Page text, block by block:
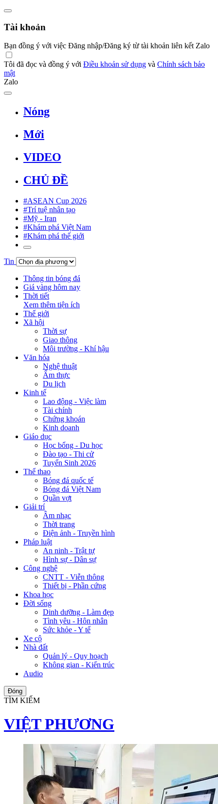
Tài khoản
Bạn đồng ý với việc Đăng nhập/Đăng ký từ tài khoản liên kết Zalo
Tôi đã đọc và đồng ý với Điều khoản sử dụng và Chính sách bảo
mật
Zalo
Nóng
Mới
VIDEO
CHỦ ĐỀ
#ASEAN Cup 2026
#Trí tuệ nhân tạo
#Mỹ - Iran
#Khám phá Việt Nam
#Khám phá thế giới
Tin
Thông tin bóng đá
Giá vàng hôm nay
Thời tiết
Xem thêm tiện ích
Thế giới
Xã hội
Thời sự
Giao thông
Môi trường - Khí hậu
Văn hóa
Nghệ thuật
Ẩm thực
Du lịch
Kinh tế
Lao động - Việc làm
Tài chính
Chứng khoán
Kinh doanh
Giáo dục
Học bổng - Du học
Đào tạo - Thi cử
Tuyển Sinh 2026
Thể thao
Bóng đá quốc tế
Bóng đá Việt Nam
Quần vợt
Giải trí
Âm nhạc
Thời trang
Điện ảnh - Truyền hình
Pháp luật
An ninh - Trật tự
Hình sự - Dân sự
Công nghệ
CNTT - Viễn thông
Thiết bị - Phần cứng
Khoa học
Đời sống
Dinh dưỡng - Làm đẹp
Tình yêu - Hôn nhân
Sức khỏe - Y tế
Xe cộ
Nhà đất
Quản lý - Quy hoạch
Không gian - Kiến trúc
Audio
Đóng
TÌM KIẾM
VIỆT PHƯƠNG